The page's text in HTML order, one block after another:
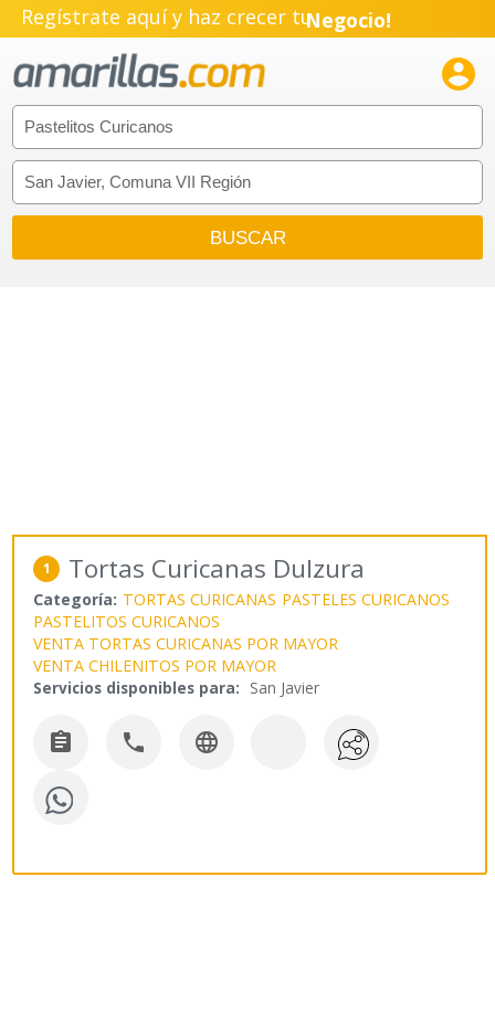
Regístrate aquí y haz crecer tuNegocio!
Emprendimiento!

1 Tortas Curicanas Dulzura
Categoría: TORTAS CURICANAS PASTELES CURICANOS
PASTELITOS CURICANOS
VENTA TORTAS CURICANAS POR MAYOR
VENTA CHILENITOS POR MAYOR
Servicios disponibles para: San Javier
  